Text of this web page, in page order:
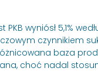
prywatności i
*
PKB wyniósł 5,1%
czynnikiem
baza
choć nadal